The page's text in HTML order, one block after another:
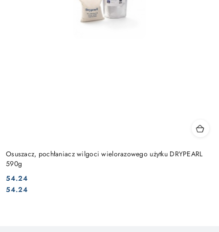
Osuszacz, pochłaniacz wilgoci wielorazowego użytku DRYPEARL
590g
Cena:
54.24
Cena:
54.24